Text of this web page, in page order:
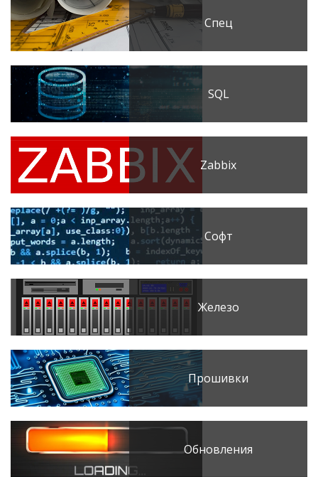
Спец
SQL
Zabbix
Софт
Железо
Прошивки
Обновления